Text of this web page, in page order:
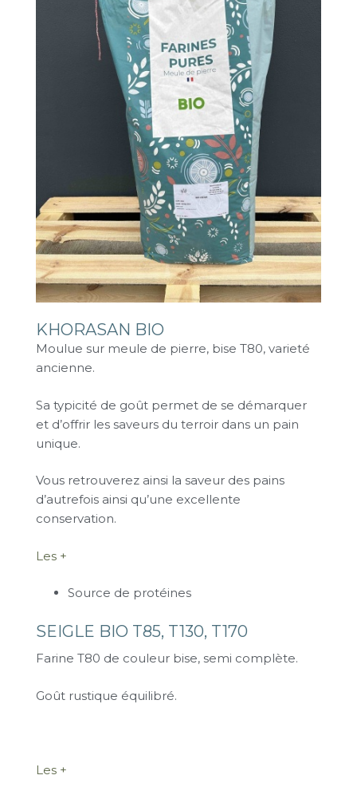
KHORASAN BIO
Moulue sur meule de pierre, bise T80, varieté
ancienne.
Sa typicité de goût permet de se démarquer
et d’offrir les saveurs du terroir dans un pain
unique.
Vous retrouverez ainsi la saveur des pains
d’autrefois ainsi qu’une excellente
conservation.
Les +
Source de protéines
SEIGLE BIO T85, T130, T170
Farine T80 de couleur bise, semi complète.
Goût rustique équilibré.
Les +